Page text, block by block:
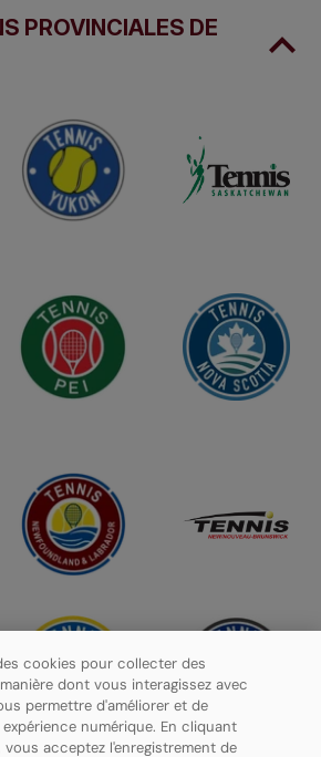
PROVINCIALES DE
cookies pour collecter des
dont vous interagissez avec
permettre d'améliorer et de
numérique. En cliquant
acceptez l'enregistrement de